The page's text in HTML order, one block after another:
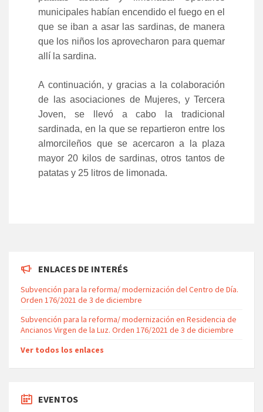
municipales habían encendido el fuego en el
que se iban a asar las sardinas, de manera
que los niños los aprovecharon para quemar
allí la sardina.
A continuación, y gracias a la colaboración
de las asociaciones de Mujeres, y Tercera
Joven, se llevó a cabo la tradicional
sardinada, en la que se repartieron entre los
almorcileños que se acercaron a la plaza
mayor 20 kilos de sardinas, otros tantos de
patatas y 25 litros de limonada.
ENLACES DE INTERÉS
Subvención para la reforma/ modernización del Centro de Día.
Orden 176/2021 de 3 de diciembre
Subvención para la reforma/ modernización en Residencia de
Ancianos Virgen de la Luz. Orden 176/2021 de 3 de diciembre
Ver todos los enlaces
EVENTOS